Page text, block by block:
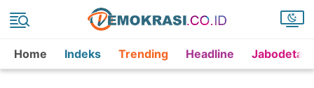
Home Indeks Trending Headline